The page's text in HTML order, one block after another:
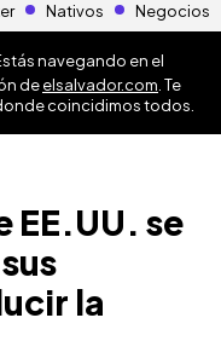
Nativos Negocios
navegando en el
deelsalvador.com . Te
coincidimos todos.
EE.UU. se
la